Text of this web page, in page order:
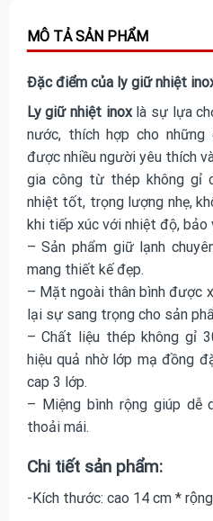
Đặc điểm của ly giữ nhiệt
Ly giữ nhiệt inoxlà sự lựa
nước, thích hợp cho những
được nhiều người yêu thích
gia công từ thép không gỉ
nhiệt tốt, trọng lượng nhẹ,
khi tiếp xúc với nhiệt độ, bảo
– Sản phẩm giữ lạnh
mang thiết kế đẹp.
– Mặt ngoài thân bình được
lại sự sang trọng cho sản
– Chất liệu thép không gỉ
hiệu quả nhờ lớp mạ đồng
cap 3 lớp.
– Miệng bình rộng giúp dễ
thoải mái.
Chi tiết sản phẩm:
-Kích thước: cao 14 cm *